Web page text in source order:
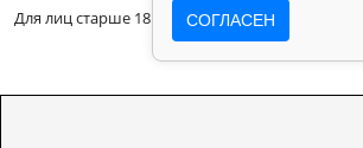
Для лиц старше 18 лет. СОГЛАСЕН